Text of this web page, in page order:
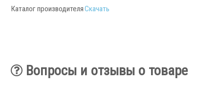
Заявка
Каталог производителяСкачать
Вопросы и отзывы о товаре